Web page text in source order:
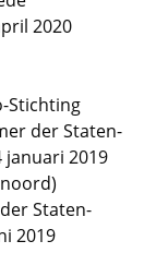
2020
Stichting
der Staten-
januari 2019
Staten-
2019